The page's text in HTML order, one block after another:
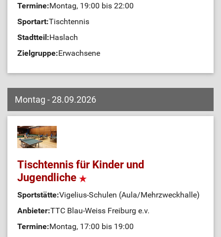
Termine:Montag, 19:00 bis 22:00
Sportart:Tischtennis
Stadtteil:Haslach
Zielgruppe:Erwachsene
Montag - 28.09.2026
Tischtennis für Kinder und
Jugendliche
Sportstätte:Vigelius-Schulen (Aula/Mehrzweckhalle)
Anbieter:TTC Blau-Weiss Freiburg e.v.
Termine:Montag, 17:00 bis 19:00